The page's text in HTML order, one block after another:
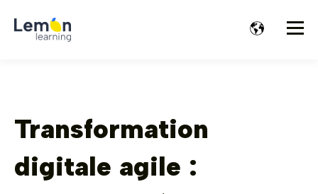
Transformation
digitale agile :